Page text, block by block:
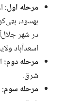
مرحله اول
بهسود،
در شهر
اسعدآباد
مرحله دوم:
شرق.
مرحله سوم